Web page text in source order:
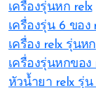
เครื่องรุ่นหก relx
เครื่องรุ่น 6 ของ
เครื่อง relx รุ่นหก
เครื่องรุ่นหกของ
หัวน้ำยา relx รุ่น